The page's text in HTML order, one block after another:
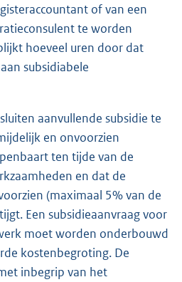
of van een
te worden
hoeveel uren door dat
subsidiabele
aanvullende subsidie te
en onvoorzien
ten tijde van de
en dat de
(maximaal 5% van de
Een subsidieaanvraag voor
moet worden onderbouwd
kostenbegroting. De
inbegrip van het